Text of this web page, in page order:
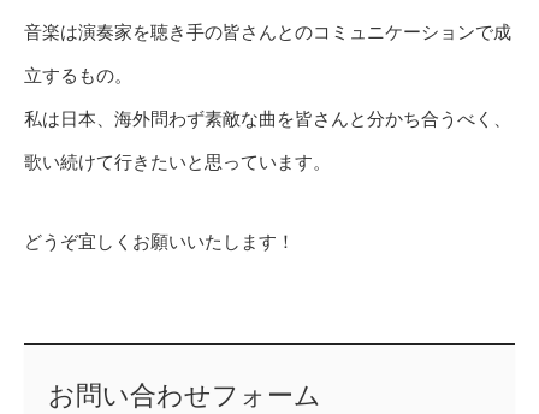
音楽は演奏家を聴き手の皆さんとのコミュニケーションで成
立するもの。
私は日本、海外問わず素敵な曲を皆さんと分かち合うべく、
歌い続けて行きたいと思っています。
どうぞ宜しくお願いいたします！
お問い合わせフォーム